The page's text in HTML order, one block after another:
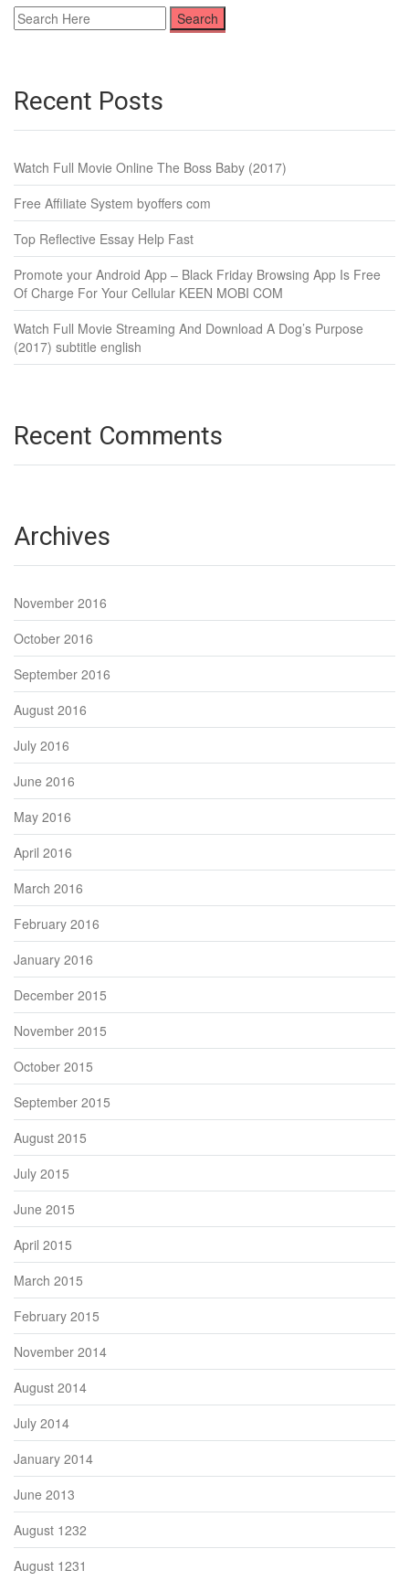
Recent Posts
Watch Full Movie Online The Boss Baby (2017)
Free Affiliate System byoffers com
Top Reflective Essay Help Fast
Promote your Android App – Black Friday Browsing App Is Free
Of Charge For Your Cellular KEEN MOBI COM
Watch Full Movie Streaming And Download A Dog’s Purpose
(2017) subtitle english
Recent Comments
Archives
November 2016
October 2016
September 2016
August 2016
July 2016
June 2016
May 2016
April 2016
March 2016
February 2016
January 2016
December 2015
November 2015
October 2015
September 2015
August 2015
July 2015
June 2015
April 2015
March 2015
February 2015
November 2014
August 2014
July 2014
January 2014
June 2013
August 1232
August 1231